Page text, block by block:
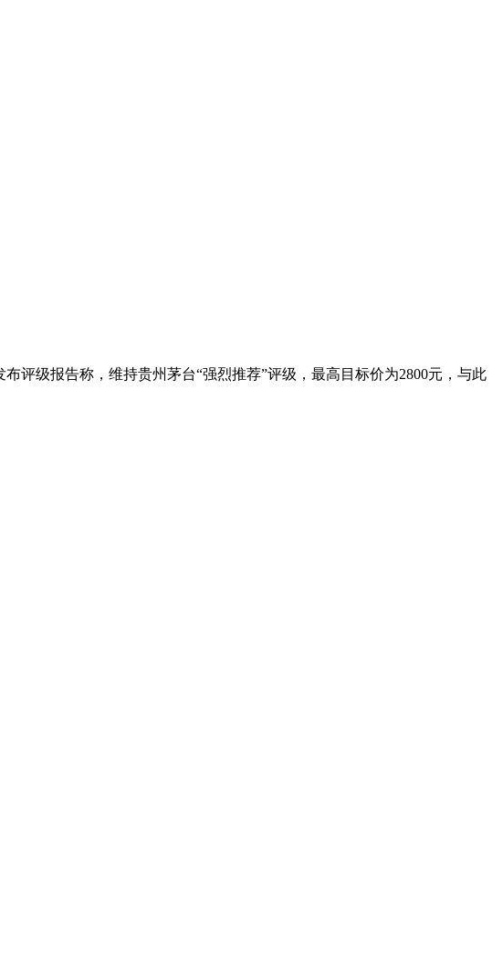
评级报告称，维持贵州茅台“强烈推荐”评级，最高目标价为2800元，与此